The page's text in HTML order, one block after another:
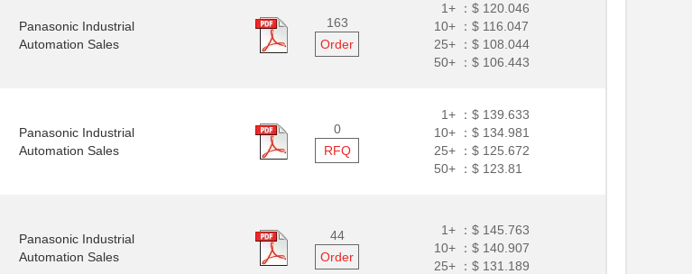
Panasonic Industrial
Automation Sales
163
Order
1+ ： $ 120.046
10+ ： $ 116.047
25+ ： $ 108.044
50+ ： $ 106.443
Panasonic Industrial
Automation Sales
0
RFQ
1+ ： $ 139.633
10+ ： $ 134.981
25+ ： $ 125.672
50+ ： $ 123.81
Panasonic Industrial
Automation Sales
44
Order
1+ ： $ 145.763
10+ ： $ 140.907
25+ ： $ 131.189